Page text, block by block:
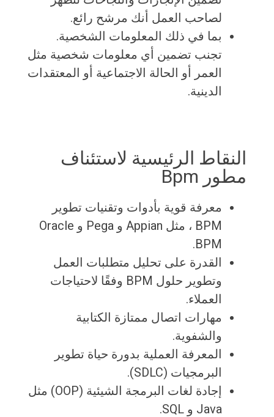
لصاحب العمل أنك مرشح رائع.
بما في ذلك المعلومات الشخصية.
تجنب تضمين أي معلومات شخصية مثل
العمر أو الحالة الاجتماعية أو المعتقدات
الدينية.
النقاط الرئيسية لاستئناف
مطور Bpm
معرفة قوية بأدوات وتقنيات تطوير
BPM ، مثل Appian و Pega و Oracle
BPM.
القدرة على تحليل متطلبات العمل
وتطوير حلول BPM وفقًا لاحتياجات
العملاء.
مهارات اتصال ممتازة الكتابية
والشفوية.
المعرفة العملية بدورة حياة تطوير
البرمجيات (SDLC).
إجادة لغات البرمجة الشيئية (OOP) مثل
Java و SQL.